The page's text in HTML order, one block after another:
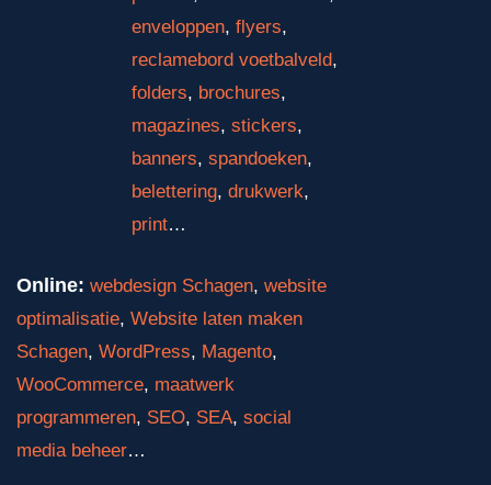
enveloppen, flyers,
reclamebord voetbalveld,
folders, brochures,
magazines, stickers,
banners, spandoeken,
belettering, drukwerk,
print…
Online: webdesign Schagen, website
optimalisatie, Website laten maken
Schagen, WordPress, Magento,
WooCommerce, maatwerk
programmeren, SEO, SEA, social
media beheer…